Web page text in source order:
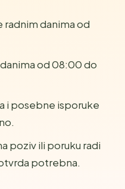
radnim danima od
od 08:00 do
i posebne isporuke
poziv ili poruku radi
potrebna.